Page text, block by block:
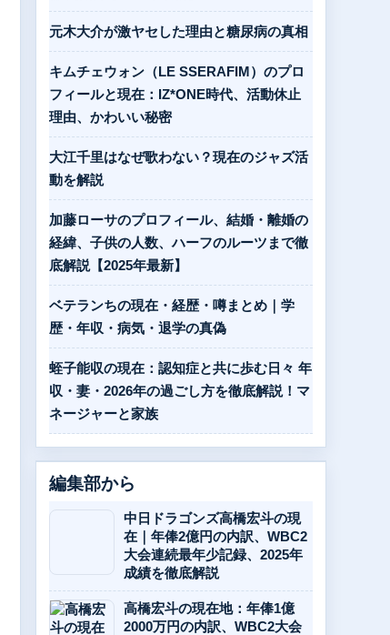
元木大介が激ヤセした理由と糖尿病の真相
キムチェウォン（LE SSERAFIM）のプロ
フィールと現在：IZ*ONE時代、活動休止
理由、かわいい秘密
大江千里はなぜ歌わない？現在のジャズ活
動を解説
加藤ローサのプロフィール、結婚・離婚の
経緯、子供の人数、ハーフのルーツまで徹
底解説【2025年最新】
ベテランちの現在・経歴・噂まとめ｜学
歴・年収・病気・退学の真偽
蛭子能収の現在：認知症と共に歩む日々 年
収・妻・2026年の過ごし方を徹底解説！マ
ネージャーと家族
編集部から
中日ドラゴンズ高橋宏斗の現
在｜年俸2億円の内訳、WBC2
大会連続最年少記録、2025年
成績を徹底解説
高橋宏斗の現在地：年俸1億
2000万円の内訳、WBC2大会